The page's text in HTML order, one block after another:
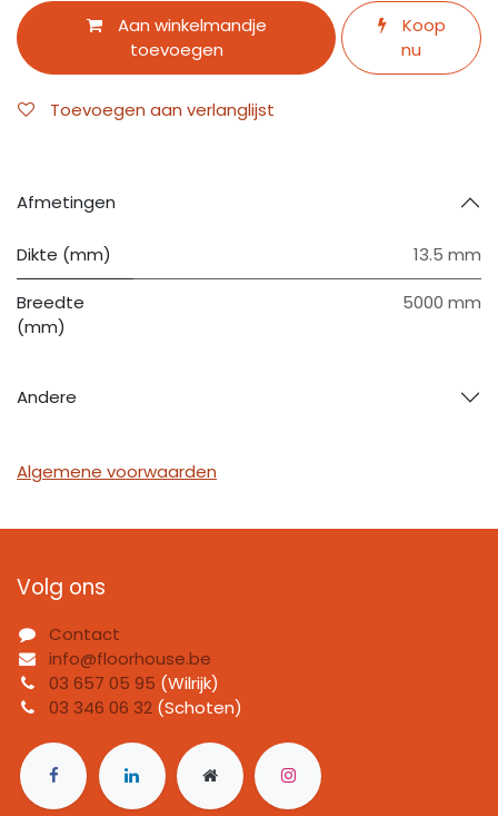
Aan winkelmandje
toevoegen
Koop
nu
Toevoegen aan verlanglijst
Afmetingen
Dikte (mm) 13.5 mm
Breedte
(mm)
5000 mm
Andere
Algemene voorwaarden
Volg ons
Contact
info@floorhouse.be
03 657 05 95 (Wilrijk)
03 346 06 32 (Schoten)